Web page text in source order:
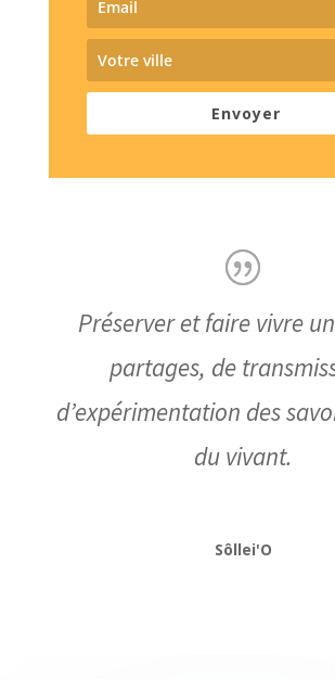
Envoyer
Préserver et faire vivre
partages, de
d’expérimentation des
du vivant.
Sôllei'O